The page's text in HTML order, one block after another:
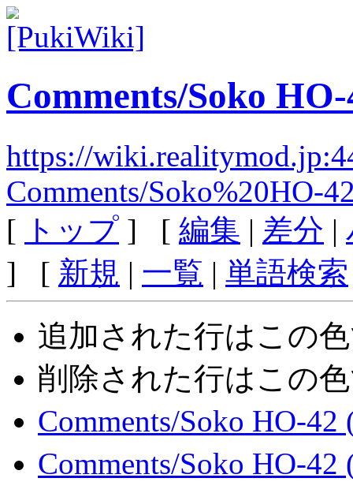
Comments/Soko
https://
Comments/Soko%20HO-
[ トップ ] [ 編集 | 差分 |
] [ 新規 | 一覧 | 単語検索
追加された行はこの色
削除された行はこの色
Comments/Soko HO-42
Comments/Soko HO-